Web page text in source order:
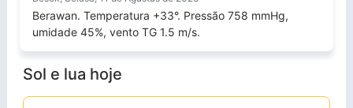
Berawan. Temperatura +33°. Pressão 758 mmHg,
umidade 45%, vento TG 1.5 m/s.
Sol e lua hoje